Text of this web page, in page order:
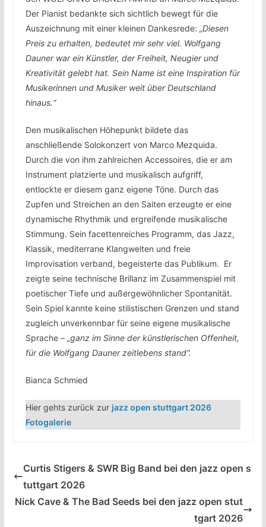
Der Pianist bedankte sich sichtlich bewegt für die
Auszeichnung mit einer kleinen Dankesrede: „Diesen
Preis zu erhalten, bedeutet mir sehr viel. Wolfgang
Dauner war ein Künstler, der Freiheit, Neugier und
Kreativität gelebt hat. Sein Name ist eine Inspiration für
Musikerinnen und Musiker weit über Deutschland
hinaus.“
Den musikalischen Höhepunkt bildete das
anschließende Solokonzert von Marco Mezquida.
Durch die von ihm zahlreichen Accessoires, die er am
Instrument platzierte und musikalisch aufgriff,
entlockte er diesem ganz eigene Töne. Durch das
Zupfen und Streichen an den Saiten erzeugte er eine
dynamische Rhythmik und ergreifende musikalische
Stimmung. Sein facettenreiches Programm, das Jazz,
Klassik, mediterrane Klangwelten und freie
Improvisation verband, begeisterte das Publikum. Er
zeigte seine technische Brillanz im Zusammenspiel mit
poetischer Tiefe und außergewöhnlicher Spontanität.
Sein Spiel kannte keine stilistischen Grenzen und stand
zugleich unverkennbar für seine eigene musikalische
Sprache – „ganz im Sinne der künstlerischen Offenheit,
für die Wolfgang Dauner zeitlebens stand“.
Bianca Schmied
Hier gehts zurück zur jazz open stuttgart 2026
Fotogalerie
Curtis Stigers & SWR Big Band bei den jazz open s
tuttgart 2026
Nick Cave & The Bad Seeds bei den jazz open stut
tgart 2026